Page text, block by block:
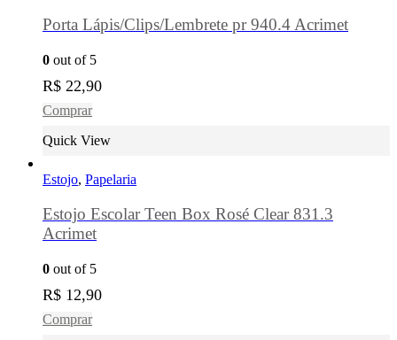
Porta Lápis/Clips/Lembrete pr 940.4 Acrimet
0 out of 5
R$ 22,90
Comprar
Quick View
Estojo, Papelaria
Estojo Escolar Teen Box Rosé Clear 831.3
Acrimet
0 out of 5
R$ 12,90
Comprar